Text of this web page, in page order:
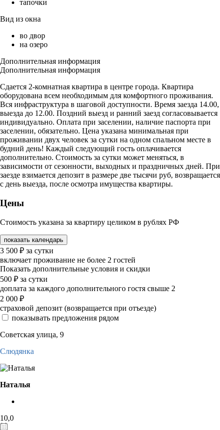
тапочки
Вид из окна
во двор
на озеро
Дополнительная информация
Дополнительная информация
Сдается 2-комнатная квартира в центре города. Квартира
оборудована всем необходимым для комфортного проживания.
Вся инфраструктура в шаговой доступности. Время заезда 14.00,
выезда до 12.00. Поздний выезд и ранний заезд согласовывается
индивидуально. Оплата при заселении, наличие паспорта при
заселении, обязательно. Цена указана минимальная при
проживании двух человек за сутки на одном спальном месте в
будний день! Каждый следующий гость оплачивается
дополнительно. Стоимость за сутки может меняться, в
зависимости от сезонности, выходных и праздничных дней. При
заезде взимается депозит в размере две тысячи руб, возвращается
с день выезда, после осмотра имущества квартиры.
Цены
Стоимость указана за квартиру целиком в рублях РФ
показать календарь
3 500 ₽ за сутки
включает проживание не более 2 гостей
Показать дополнительные условия и скидки
500 ₽ за сутки
доплата за каждого дополнительного гостя свыше 2
2 000 ₽
страховой депозит (возвращается при отъезде)
показывать предложения рядом
Советская улица, 9
Слюдянка
Наталья
10,0